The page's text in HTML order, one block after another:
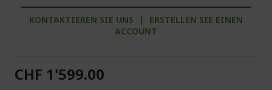
KONTAKTIEREN SIE UNS |
ERSTELLEN SIE EINEN
ACCOUNT
CHF 1'599.00